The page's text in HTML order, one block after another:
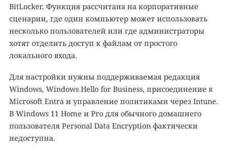
BitLocker. Функция рассчитана на корпоративные
сценарии, где один компьютер может использовать
несколько пользователей или где администраторы
хотят отделить доступ к файлам от простого
локального входа.
Для настройки нужны поддерживаемая редакция
Windows, Windows Hello for Business, присоединение к
Microsoft Entra и управление политиками через Intune.
В Windows 11 Home и Pro для обычного домашнего
пользователя Personal Data Encryption фактически
недоступна.